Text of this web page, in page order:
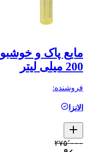
مایع پاک و
200 میلی لیتر
فروشنده:
الانزا
۲۷۵٬۰۰۰